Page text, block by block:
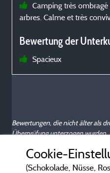
Camping très
arbres. Calme et très
Bewertung der
Spacieux
Bewertungen, die nicht älter als
Überprüfung unterzogen wurden.
Cookie-
(Schokolade, Nüsse,